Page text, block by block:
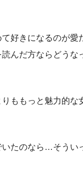
好きになるのが愛
んだ方ならどうな
ももっと魅力的な
たのなら…そうい